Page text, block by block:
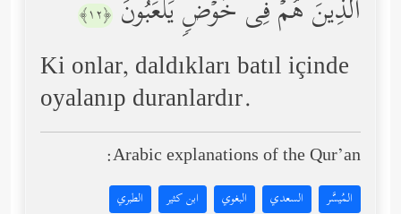
ٱلَّذِینَ هُمۡ فِی خَوۡضࣲ یَلۡعَبُونَ ﴿١٢﴾
Ki onlar, daldıkları batıl içinde
oyalanıp duranlardır.
Arabic explanations of the Qur’an:
المُيسَّر السعدي البغوي ابن كثير الطبري